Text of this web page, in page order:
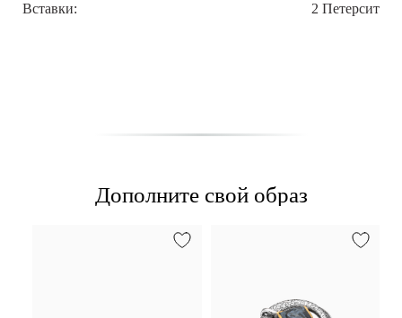
Вставки: 2 Петерсит
Дополните свой образ